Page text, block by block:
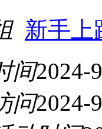
新手上
间2024-
问2024-